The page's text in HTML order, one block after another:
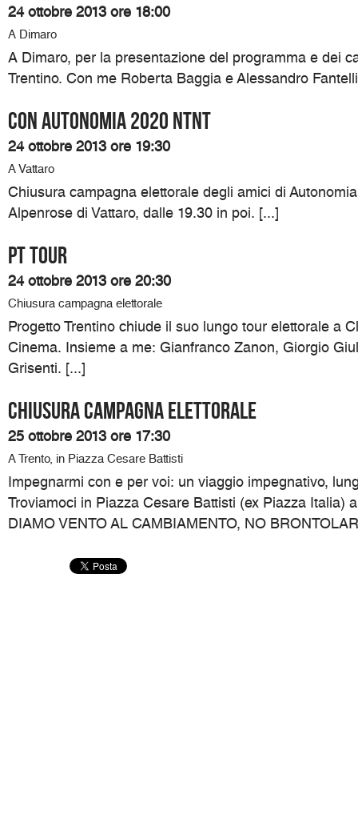
24 ottobre 2013 ore 18:00
A Dimaro
A Dimaro, per la presentazione del programma e dei
Trentino. Con me Roberta Baggia e Alessandro
Con Autonomia 2020 NTNT
24 ottobre 2013 ore 19:30
A Vattaro
Chiusura campagna elettorale degli amici di
Alpenrose di Vattaro, dalle 19.30 in poi. [...]
PT TOUR
24 ottobre 2013 ore 20:30
Chiusura campagna elettorale
Progetto Trentino chiude il suo lungo tour elettorale a
Cinema. Insieme a me: Gianfranco Zanon, Giorgio
Grisenti. [...]
Chiusura campagna elettorale
25 ottobre 2013 ore 17:30
A Trento, in Piazza Cesare Battisti
Impegnarmi con e per voi: un viaggio impegnativo,
Troviamoci in Piazza Cesare Battisti (ex Piazza Italia)
DIAMO VENTO AL CAMBIAMENTO, NO